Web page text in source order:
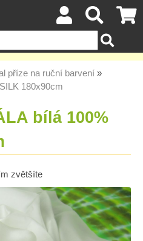
příze na ruční barvení
180x90cm
bílá 100%
zvětšíte